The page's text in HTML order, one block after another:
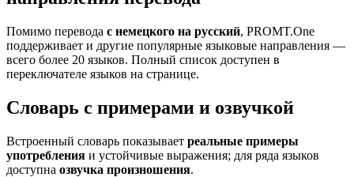
Помимо перевода с немецкого на русский, PROMT.One
поддерживает и другие популярные языковые направления —
всего более 20 языков. Полный список доступен в
переключателе языков на странице.
Словарь с примерами и озвучкой
Встроенный словарь показывает реальные примеры
употребления и устойчивые выражения; для ряда языков
доступна озвучка произношения.